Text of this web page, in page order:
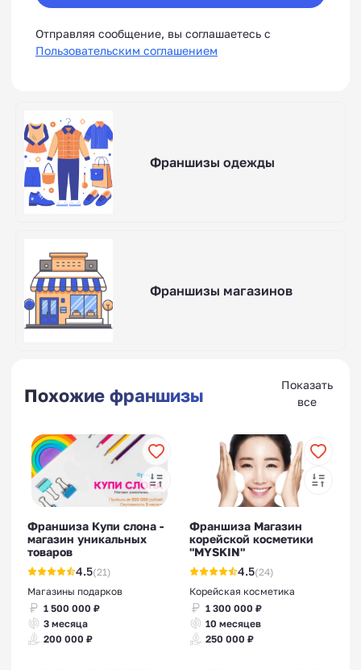
Отправляя сообщение, вы соглашаетесь с
Пользовательским соглашением
Франшизы одежды
Франшизы магазинов
Похожие франшизы
Показать
все
Франшиза Купи слона -
магазин уникальных
товаров
4.5(21)
Магазины подарков
1 500 000 ₽
3 месяца
200 000 ₽
Франшиза Магазин
корейской косметики
"MYSKIN"
4.5(24)
Корейская косметика
1 300 000 ₽
10 месяцев
250 000 ₽